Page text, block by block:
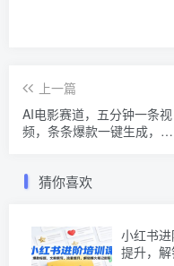
上一篇
AI电影赛道，五分钟一条视
频，条条爆款一键生成，日
猜你喜欢
小红书
提升，